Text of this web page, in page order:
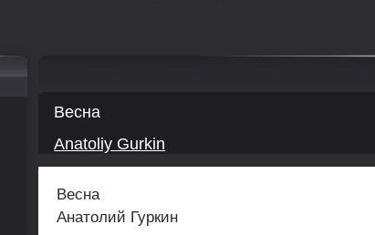
Весна
Anatoliy Gurkin
Весна
Анатолий Гуркин